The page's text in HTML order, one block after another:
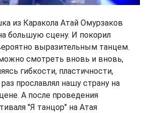
из Каракола Атай Омурзаков
большую сцену. И покорил
выразительным танцем.
смотреть вновь и вновь,
гибкости, пластичности,
прославлял нашу страну на
А после проведения
"Я танцор" на Атая